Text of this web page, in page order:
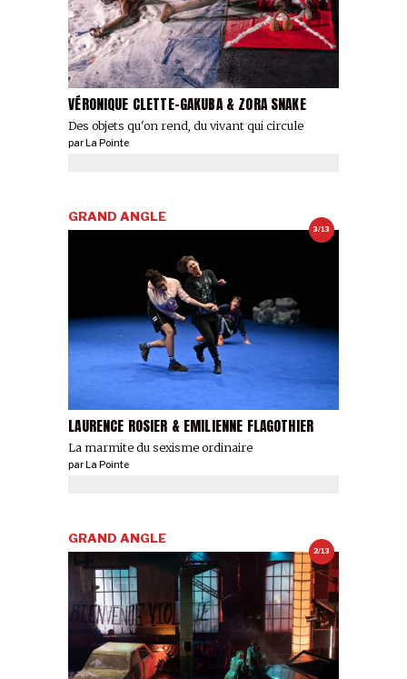
VÉRONIQUE CLETTE-GAKUBA & ZORA SNAKE
Des objets qu'on rend, du vivant qui circule
parLa Pointe
3/13
LAURENCE ROSIER & EMILIENNE FLAGOTHIER
La marmite du sexisme ordinaire
GRAND ANGLE
parLa Pointe
2/13
GRAND ANGLE